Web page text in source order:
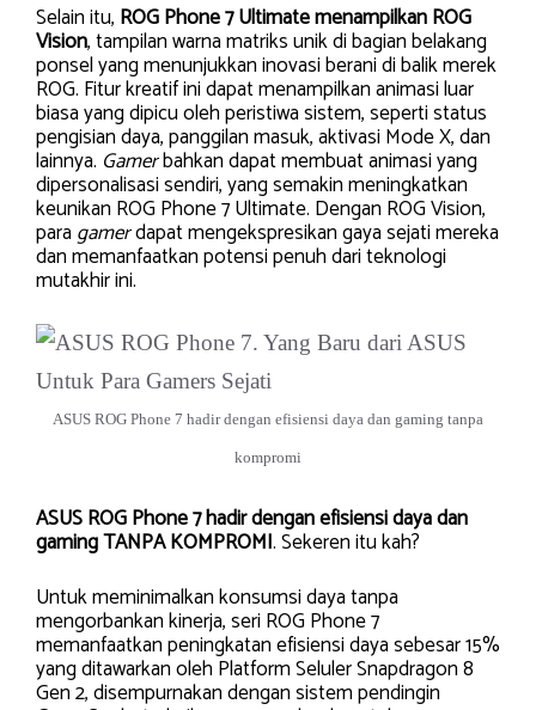
Selain itu, ROG Phone 7 Ultimate menampilkan ROG
Vision, tampilan warna matriks unik di bagian belakang
ponsel yang menunjukkan inovasi berani di balik merek
ROG. Fitur kreatif ini dapat menampilkan animasi luar
biasa yang dipicu oleh peristiwa sistem, seperti status
pengisian daya, panggilan masuk, aktivasi Mode X, dan
lainnya. Gamerbahkan dapat membuat animasi yang
dipersonalisasi sendiri, yang semakin meningkatkan
keunikan ROG Phone 7 Ultimate. Dengan ROG Vision,
paragamerdapat mengekspresikan gaya sejati mereka
dan memanfaatkan potensi penuh dari teknologi
mutakhir ini.
ASUS ROG Phone 7 hadir dengan efisiensi daya dan gaming tanpa
kompromi
ASUS ROG Phone 7 hadir dengan efisiensi daya dan
gaming TANPA KOMPROMI. Sekeren itu kah?
Untuk meminimalkan konsumsi daya tanpa
mengorbankan kinerja, seri ROG Phone 7
memanfaatkan peningkatan efisiensi daya sebesar 15%
yang ditawarkan oleh Platform Seluler Snapdragon 8
Gen 2, disempurnakan dengan sistem pendingin